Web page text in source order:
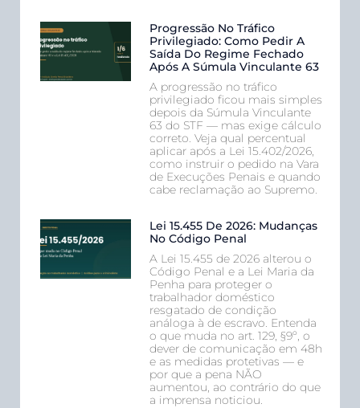
Progressão No Tráfico
Privilegiado: Como Pedir A
Saída Do Regime Fechado
Após A Súmula Vinculante 63
A progressão no tráfico
privilegiado ficou mais simples
depois da Súmula Vinculante
63 do STF — mas exige cálculo
correto. Veja qual percentual
aplicar após a Lei 15.402/2026,
como instruir o pedido na Vara
de Execuções Penais e quando
cabe reclamação ao Supremo.
Lei 15.455 De 2026: Mudanças
No Código Penal
A Lei 15.455 de 2026 alterou o
Código Penal e a Lei Maria da
Penha para proteger o
trabalhador doméstico
resgatado de condição
análoga à de escravo. Entenda
o que muda no art. 129, §9º, o
dever de comunicação em 48h
e as medidas protetivas — e
por que a pena NÃO
aumentou, ao contrário do que
a imprensa noticiou.